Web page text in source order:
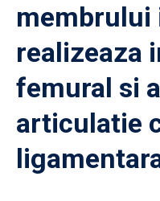
membrului
realizeaza
femural si
articulatie